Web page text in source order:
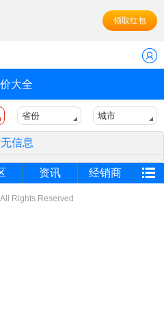
领取红包
大全
省份 城市
信息
资讯 经销商
Rights Reserved